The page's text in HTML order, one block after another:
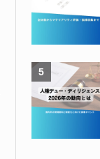
5